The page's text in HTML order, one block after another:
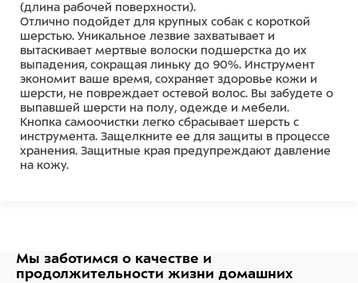
(длина рабочей поверхности).
Отлично подойдет для крупных собак с короткой
шерстью. Уникальное лезвие захватывает и
вытаскивает мертвые волоски подшерстка до их
выпадения, сокращая линьку до 90%. Инструмент
экономит ваше время, сохраняет здоровье кожи и
шерсти, не повреждает остевой волос. Вы забудете о
выпавшей шерсти на полу, одежде и мебели.
Кнопка самоочистки легко сбрасывает шерсть с
инструмента. Защелкните ее для защиты в процессе
хранения. Защитные края предупреждают давление
на кожу.
шерсть с инструмента путём нажатия на кнопку
самоочистки.
Мы заботимся о качестве и
продолжительности жизни домашних